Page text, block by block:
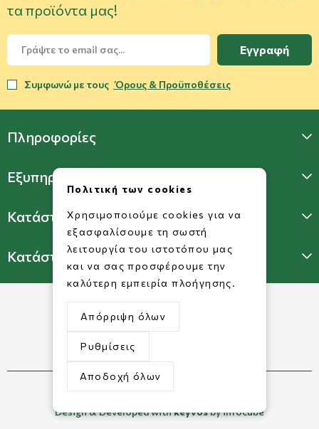
τα προϊόντα μας!
Εγγραφή
Συμφωνώ με τους Όρους & Προϋποθέσεις
Πληροφορίες
Εξυπηρέτηση Πελατών
Κατάστημα Γλυφάδας
Κατάστημα Πατησίων
©2026 Copyright www.dorkofikis.gr.
Design & Developed withkeyvosby infocube
Πολιτική των cookies
Χρησιμοποιούμε cookies για να
εξασφαλίσουμε τη σωστή
λειτουργία του ιστοτόπου μας
και να σας προσφέρουμε την
καλύτερη εμπειρία πλοήγησης.
Απόρριψη όλων
Ρυθμίσεις
Αποδοχή όλων